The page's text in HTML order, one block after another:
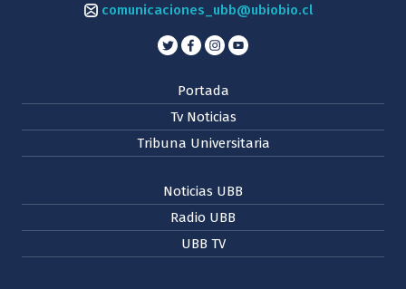
comunicaciones_ubb@ubiobio.cl
Portada
Tv Noticias
Tribuna Universitaria
Noticias UBB
Radio UBB
UBB TV